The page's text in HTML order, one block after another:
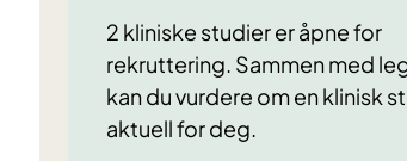
2 kliniske studier er åpne for
rekruttering. Sammen med
kan du vurdere om en klinisk
aktuell for deg.